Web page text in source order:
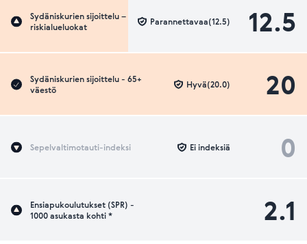
Sydäniskurien sijoittelu –
riskialueluokat
12.5
Parannettavaa(12.5)
Sydäniskurien sijoittelu - 65+
väestö
20
Hyvä(20.0)
Sepelvaltimotauti-indeksi 0
Ei indeksiä
Ensiapukoulutukset (SPR) -
1000 asukasta kohti *
2.1